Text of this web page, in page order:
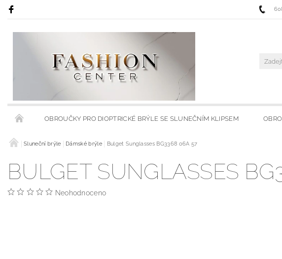
OBROUČKY PRO DIOPTRICKÉ BRÝLE SE SLUNEČNÍM KLIPSEM
RÁMY S KLIPSY NA SLUNEČNÍ BRÝLE RÁMCE S MODRÝMI FILTRY
OBCHODNÍ PODMÍNKY KONTAKTY HODNOCENÍ OBCHODU
Sluneční brýle Dámské brýle Bulget Sunglasses BG3368 06A 57
BULGET SUNGLASSES
Neohodnoceno